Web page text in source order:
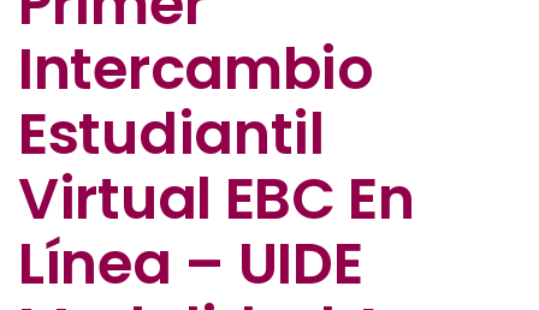
Intercambio
Estudiantil
Virtual EBC En
Línea – UIDE